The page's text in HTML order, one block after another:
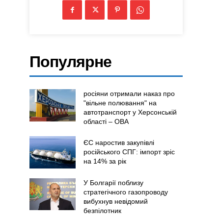
Популярне
росіяни отримали наказ про
"вільне полювання" на
автотранспорт у Херсонській
області – ОВА
ЄС наростив закупівлі
російського СПГ: імпорт зріс
на 14% за рік
У Болгарії поблизу
стратегічного газопроводу
вибухнув невідомий
безпілотник